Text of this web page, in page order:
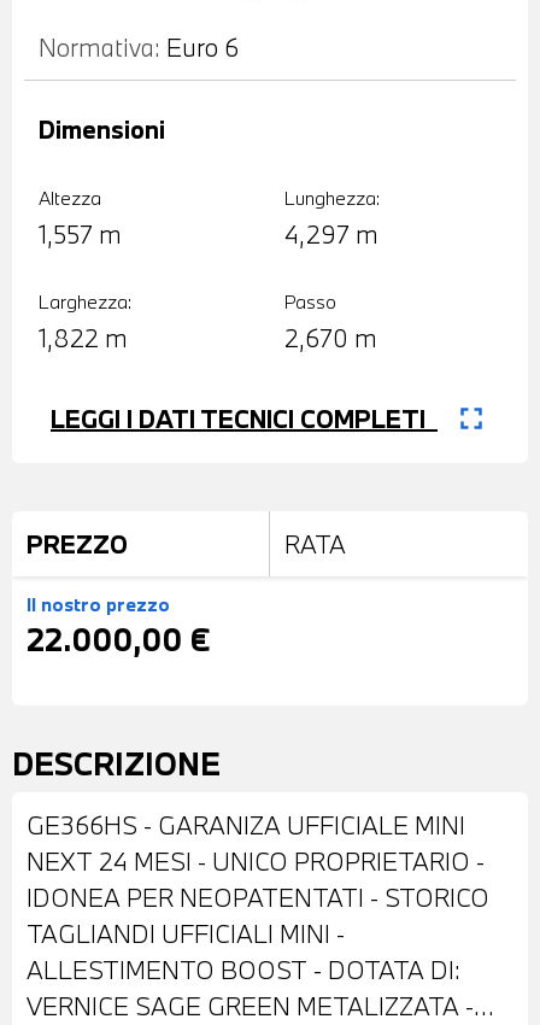
Normativa: Euro 6
Altezza
1,557 m
Lunghezza:
4,297 m
Dimensioni
Larghezza:
1,822 m
Passo
2,670 m
LEGGI I DATI TECNICI COMPLETI fullscreen
PREZZO RATA
Il nostro prezzo
22.000,00 €
DESCRIZIONE
GE366HS - GARANIZA UFFICIALE MINI
NEXT 24 MESI - UNICO PROPRIETARIO -
IDONEA PER NEOPATENTATI - STORICO
TAGLIANDI UFFICIALI MINI -
ALLESTIMENTO BOOST - DOTATA DI:
VERNICE SAGE GREEN METALIZZATA -